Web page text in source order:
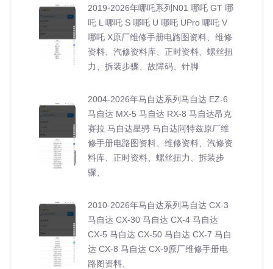
2019-2026年哪吒系列N01 哪吒 GT 哪
吒 L 哪吒 S 哪吒 U 哪吒 UPro 哪吒 V
哪吒 X原厂维修手册电路图资料、维修
资料、汽修资料库、正时资料、螺丝扭
力、拆装步骤、故障码、针脚
2004-2026年马自达系列马自达 EZ-6
马自达 MX-5 马自达 RX-8 马自达昂克
赛拉 马自达星骋 马自达阿特兹原厂维
修手册电路图资料、维修资料、汽修资
料库、正时资料、螺丝扭力、拆装步
骤、
2010-2026年马自达系列马自达 CX-3
马自达 CX-30 马自达 CX-4 马自达
CX-5 马自达 CX-50 马自达 CX-7 马自
达 CX-8 马自达 CX-9原厂维修手册电
路图资料、